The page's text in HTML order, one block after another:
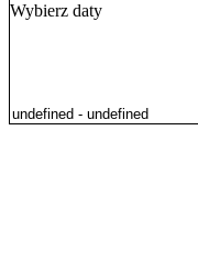
Wybierz daty